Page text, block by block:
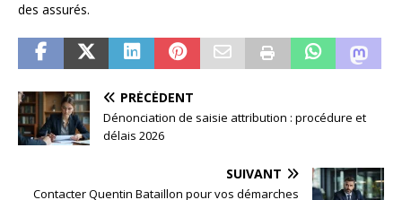
des assurés.
PRÉCÉDENT
Dénonciation de saisie attribution : procédure et
délais 2026
SUIVANT
Contacter Quentin Bataillon pour vos démarches